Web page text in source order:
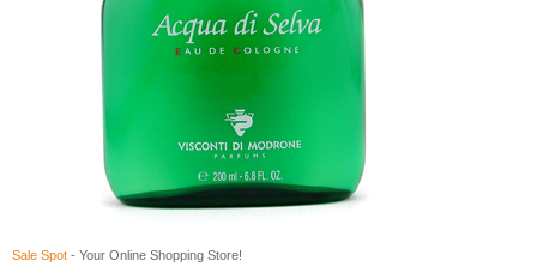
Sale Spot - Your Online Shopping Store!